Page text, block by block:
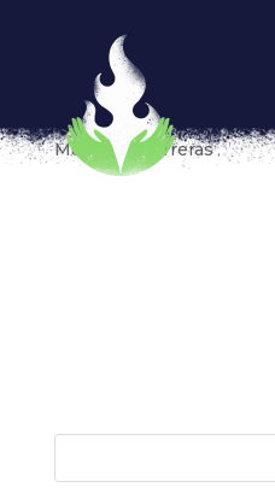
A 20 años de
feminista?
poranalauraperez
Mujeres guerreras